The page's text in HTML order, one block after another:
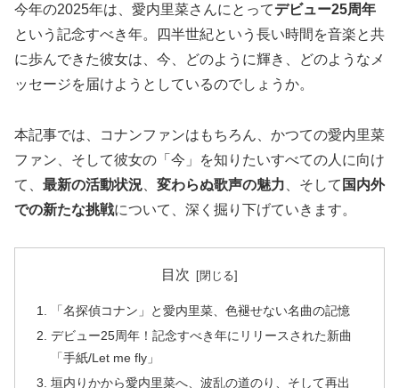
今年の2025年は、愛内里菜さんにとってデビュー25周年
という記念すべき年。四半世紀という長い時間を音楽と共
に歩んできた彼女は、今、どのように輝き、どのようなメ
ッセージを届けようとしているのでしょうか。
本記事では、コナンファンはもちろん、かつての愛内里菜
ファン、そして彼女の「今」を知りたいすべての人に向け
て、 最新の活動状況 変わらぬ歌声の魅力 、そして 国内外
での新たな挑戦について、深く掘り下げていきます。
目次
「名探偵コナン」と愛内里菜、色褪せない名曲の記憶
デビュー25周年！記念すべき年にリリースされた新曲
「手紙/Let me fly」
垣内りかから愛内里菜へ、波乱の道のり、そして再出